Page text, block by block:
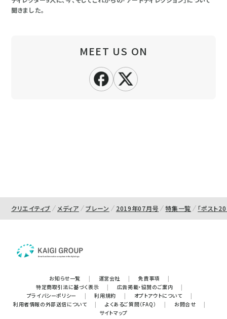
聞きました。
MEET US ON
クリエイティブ メディア ブレーン 2019年07月号 特集一覧 「ポスト
お知らせ一覧 | 運営会社 | 免責事項
|
特定商取引法に基づく表示
| 広告掲載・協賛のご案内
|
プライバシーポリシー
| 利用規約 | オプトアウトについて
|
利用者情報の外部送信について
| よくあるご質問（FAQ） | お問合せ
|
サイトマップ